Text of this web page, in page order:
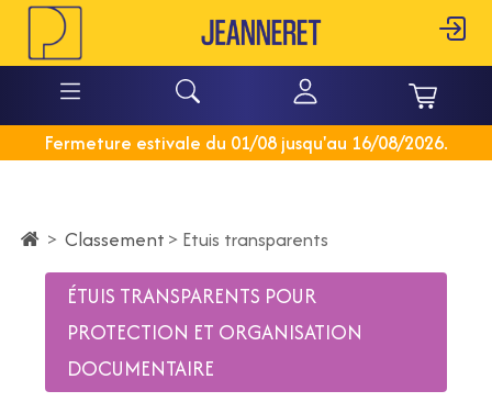
Fermeture estivale du 01/08 jusqu'au 16/08/2026.
> Classement > Etuis transparents
ÉTUIS TRANSPARENTS POUR
PROTECTION ET ORGANISATION
DOCUMENTAIRE